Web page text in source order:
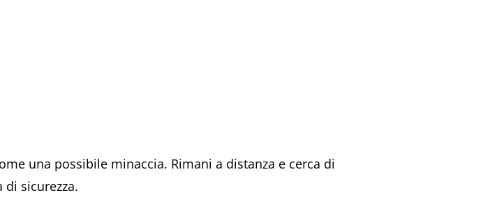
una possibile minaccia. Rimani a distanza e cerca di
sicurezza.